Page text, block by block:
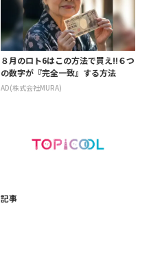
８月のロト6はこの方法で買え!!６つ
の数字が『完全一致』する方法
AD(株式会社MURA)
記事